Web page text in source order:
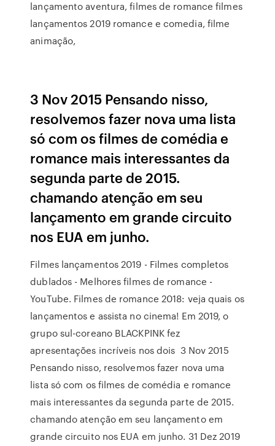
lançamento aventura, filmes de romance filmes
lançamentos 2019 romance e comedia, filme
animação,
3 Nov 2015 Pensando nisso,
resolvemos fazer nova uma lista
só com os filmes de comédia e
romance mais interessantes da
segunda parte de 2015.
chamando atenção em seu
lançamento em grande circuito
nos EUA em junho.
Filmes lançamentos 2019 - Filmes completos
dublados - Melhores filmes de romance -
YouTube. Filmes de romance 2018: veja quais os
lançamentos e assista no cinema! Em 2019, o
grupo sul-coreano BLACKPINK fez
apresentações incríveis nos dois 3 Nov 2015
Pensando nisso, resolvemos fazer nova uma
lista só com os filmes de comédia e romance
mais interessantes da segunda parte de 2015.
chamando atenção em seu lançamento em
grande circuito nos EUA em junho. 31 Dez 2019